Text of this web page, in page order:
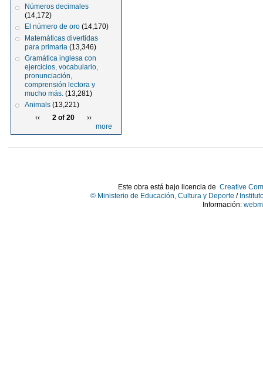
Números decimales
(14,172)
El número de oro (14,170)
Matemáticas divertidas
para primaria (13,346)
Gramática inglesa con
ejercicios, vocabulario,
pronunciación,
comprensión lectora y
mucho más. (13,281)
Animals (13,221)
‹‹
2 of 20
››
more
Este obra está bajo licencia de Creative
© Ministerio de Educación, Cultura y Deporte /
Información: